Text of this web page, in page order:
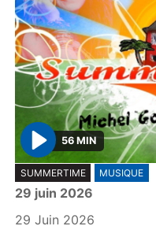
P
l
a
y
56 MIN
SUMMERTIME MUSIQUE
29 juin 2026
29 Juin 2026